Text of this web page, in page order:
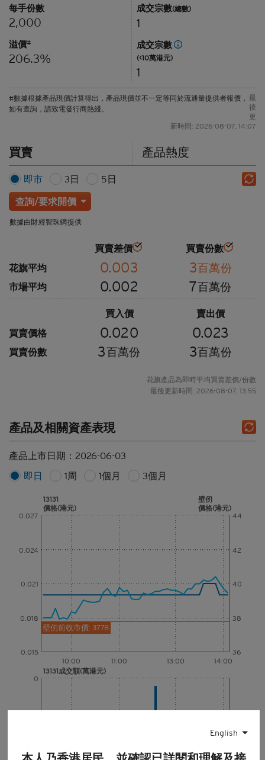
English
每手份數
2,000
溢價#
206.3%
成交宗數(總數)
1
成交宗數
(<10萬港元)
1
#數據根據產品現價計算得出，產品現價並不一定等同於流通量提供者報價，
如有查詢，請致電發行商熱綫。
最
後
更
新時間: 2026-08-07, 14:07
買賣 產品熱度
即市 3日 5日
查詢/要求開價
數據由財經智珠網提供
買賣差價
買賣份數
花旗平均
0.003 3百萬份
市場平均 0.002 7百萬份
買入價
賣出價
買賣價格
0.020 0.023
買賣份數 3百萬份 3百萬份
花旗產品為即時平均買賣差價/份數
最後更新時間: 2026-08-07, 13:55
產品及相關資產表現
產品上市日期： 2026-06-03
即日
1周 1個月 3個月
13131
價格(港元)
壁仞
價格(港元)
13131成交額(萬港元)
10:00 11:00 13:00 14:00
14:00
0.015
0.018
0.021
0.024
0.027
36
38
40
42
44
0
壁仞前收市價: 37.78